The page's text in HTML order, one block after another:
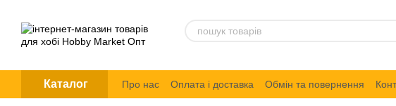
Каталог Про нас Оплата і доставка Обмін та повернення
Політика конфіденційності